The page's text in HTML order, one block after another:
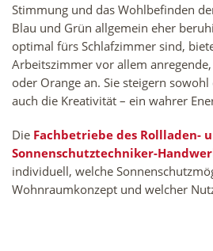
Stimmung und das Wohlbefinden
Blau und Grün allgemein eher
optimal fürs Schlafzimmer sind,
Arbeitszimmer vor allem
oder Orange an. Sie steigern
auch die Kreativität – ein wahrer
Die Fachbetriebe des Rollladen-
Sonnenschutztechniker-
individuell, welche
Wohnraumkonzept und welcher